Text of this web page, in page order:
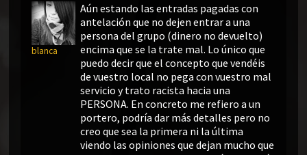
blanca
Aún estando las entradas pagadas con
antelación que no dejen entrar a una
persona del grupo (dinero no devuelto)
encima que se la trate mal. Lo único que
puedo decir que el concepto que vendéis
de vuestro local no pega con vuestro mal
servicio y trato racista hacia una
PERSONA. En concreto me refiero a un
portero, podría dar más detalles pero no
creo que sea la primera ni la última
viendo las opiniones que dejan mucho que